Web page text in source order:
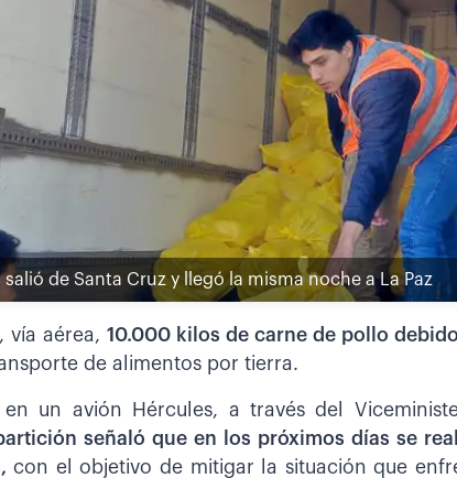
de Santa Cruz y llegó la misma noche a La Paz
vía aérea, 10.000 kilos de carne de pollo
de alimentos por tierra.
un avión Hércules, a través del
señaló que en los próximos días se
con el objetivo de mitigar la situación que